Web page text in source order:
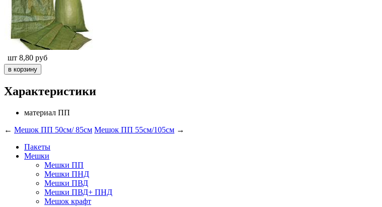
шт 8,80 руб
Характеристики
материал ПП
← Мешок ПП 50см/ 85см Мешок ПП 55см/105см →
Пакеты
Мешки
Мешки ПП
Мешки ПНД
Мешки ПВД
Мешки ПВД+ ПНД
Мешок крафт